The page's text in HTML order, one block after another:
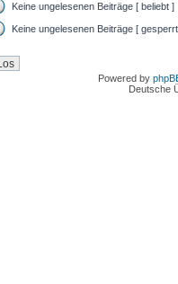
Keine ungelesenen Beiträge [ beliebt ]
Keine ungelesenen Beiträge [
Powered by
Deutsche